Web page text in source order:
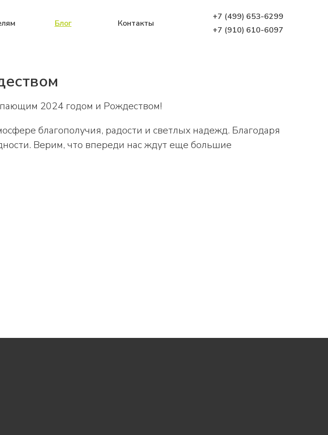
Блог Контакты
+7 (499) 653-6299
+7 (910) 610-6097
2024 годом и Рождеством!
благополучия, радости и светлых надежд. Благодаря
Верим, что впереди нас ждут еще большие